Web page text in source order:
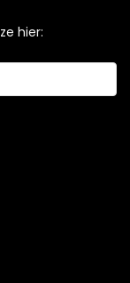
hier: